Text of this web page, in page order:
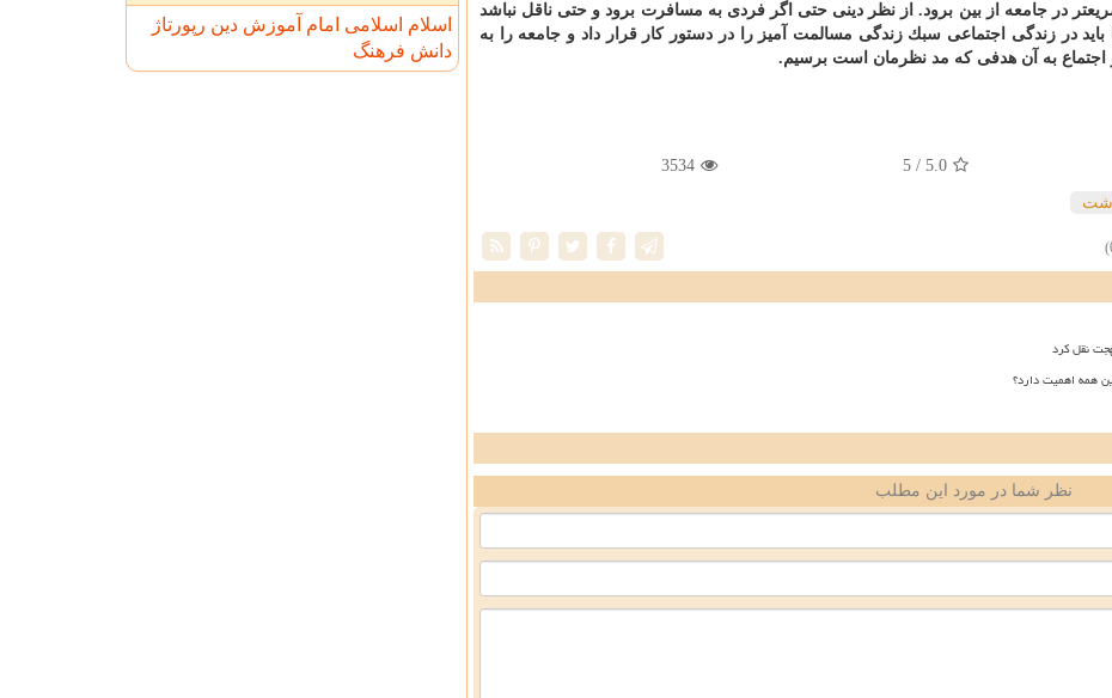
در جامعه از بین برود. از نظر دینی حتی اگر فردی به مسافرت برود و حتی ناقل نباشد
در زندگی اجتماعی سبك زندگی مسالمت آمیز را در دستور كار قرار داد و جامعه را به
و اجتماع به آن هدفی كه مد نظرمان است برسیم.
5.0
/ 5
3534
نقل کرد
همه اهمیت دارد؟
نظر شما در مورد این مطلب
اسلام اسلامی امام آموزش دین رپورتاژ
دانش فرهنگ